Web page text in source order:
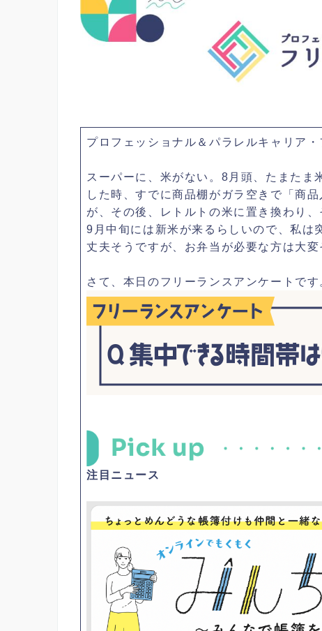
プロフェッショナル＆パラレルキャリア
スーパーに、米がない。8月頭、たまたま
した時、すでに商品棚がガラ空きで「商
が、その後、レトルトの米に置き換わり
9月中旬には新米が来るらしいので、私は
丈夫そうですが、お弁当が必要な方は大
さて、本日のフリーランスアンケートです
注目ニュース